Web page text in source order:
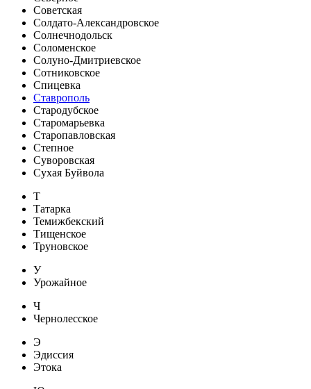
Советская
Солдато-Александровское
Солнечнодольск
Соломенское
Солуно-Дмитриевское
Сотниковское
Спицевка
Ставрополь
Стародубское
Старомарьевка
Старопавловская
Степное
Суворовская
Сухая Буйвола
Т
Татарка
Темижбекский
Тищенское
Труновское
У
Урожайное
Ч
Чернолесское
Э
Эдиссия
Этока